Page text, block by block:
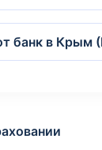
банк в Крым